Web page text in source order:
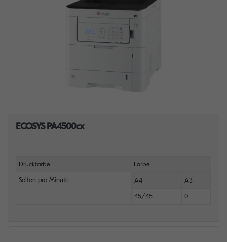
ECOSYS PA4500cx
Druckfarbe Farbe
Seiten pro Minute A4 A3
45/45 0